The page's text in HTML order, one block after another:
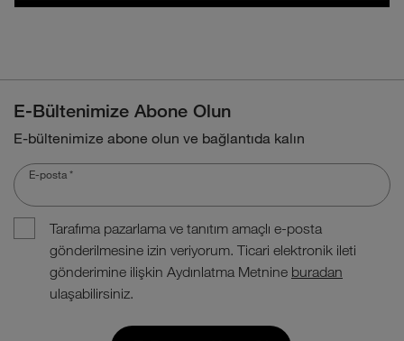
E-Bültenimize Abone Olun
E-bültenimize abone olun ve bağlantıda kalın
E-posta *
Tarafıma pazarlama ve tanıtım amaçlı e-posta
gönderilmesine izin veriyorum. Ticari elektronik ileti
gönderimine ilişkin Aydınlatma Metnine buradan
ulaşabilirsiniz.